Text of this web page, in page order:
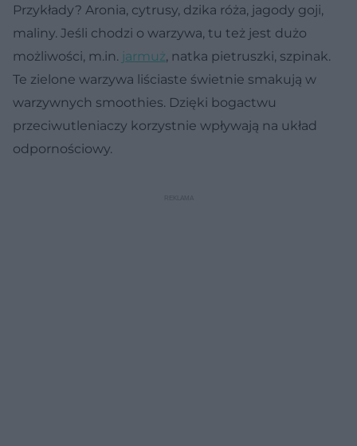
Przykłady? Aronia, cytrusy, dzika róża, jagody goji,
maliny. Jeśli chodzi o warzywa, tu też jest dużo
możliwości, m.in. jarmuż, natka pietruszki, szpinak.
Te zielone warzywa liściaste świetnie smakują w
warzywnych smoothies. Dzięki bogactwu
przeciwutleniaczy korzystnie wpływają na układ
odpornościowy.